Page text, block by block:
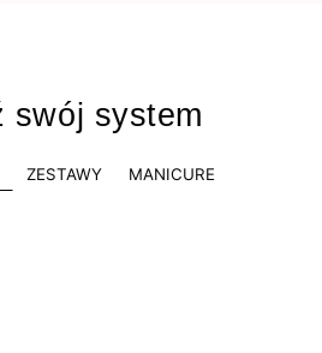
swój system
ZESTAWY MANICURE